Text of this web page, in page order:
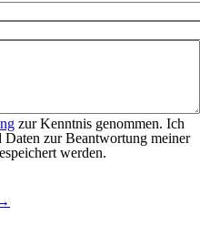
zur Kenntnis genommen. Ich
Daten zur Beantwortung meiner
werden.